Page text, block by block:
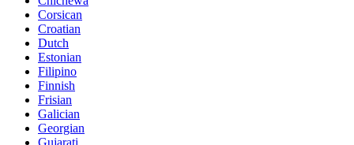
Corsican
Croatian
Dutch
Estonian
Filipino
Finnish
Frisian
Galician
Georgian